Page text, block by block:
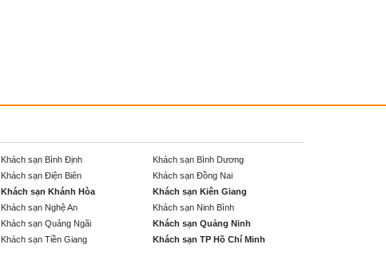
Khách sạn Bình Định
Khách sạn Bình Dương
Khách sạn Điện Biên
Khách sạn Đồng Nai
Khách sạn Khánh Hòa
Khách sạn Kiên Giang
Khách sạn Nghệ An
Khách sạn Ninh Bình
Khách sạn Quảng Ngãi
Khách sạn Quảng Ninh
Khách sạn Tiền Giang
Khách sạn TP Hồ Chí Minh